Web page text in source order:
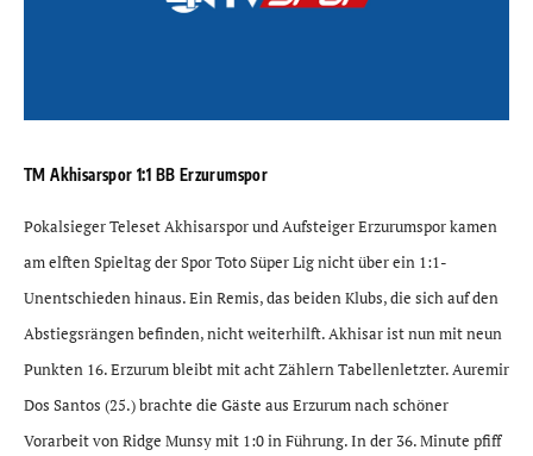
TM Akhisarspor 1:1 BB Erzurumspor
Pokalsieger Teleset Akhisarspor und Aufsteiger Erzurumspor kamen
am elften Spieltag der Spor Toto Süper Lig nicht über ein 1:1-
Unentschieden hinaus. Ein Remis, das beiden Klubs, die sich auf den
Abstiegsrängen befinden, nicht weiterhilft. Akhisar ist nun mit neun
Punkten 16. Erzurum bleibt mit acht Zählern Tabellenletzter. Auremir
Dos Santos (25.) brachte die Gäste aus Erzurum nach schöner
Vorarbeit von Ridge Munsy mit 1:0 in Führung. In der 36. Minute pfiff